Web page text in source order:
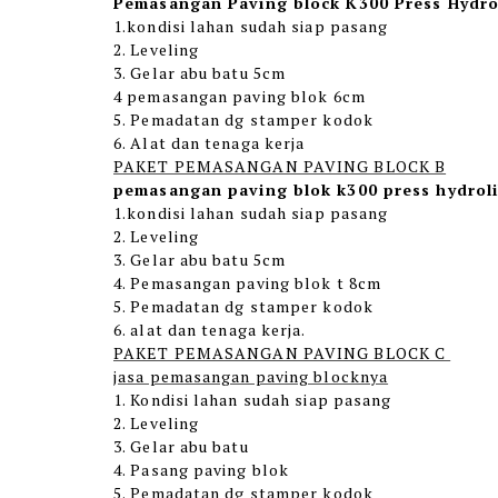
1.kondisi lahan sudah siap pasang
2. Leveling
3. Gelar abu batu 5cm
4 pemasangan paving blok 6cm
5. Pemadatan dg stamper kodok
6. Alat dan tenaga kerja
PAKET PEMASANGAN PAVING BLOCK B
pemasangan paving blok k300 press
1.kondisi lahan sudah siap pasang
2. Leveling
3. Gelar abu batu 5cm
4. Pemasangan paving blok t 8cm
5. Pemadatan dg stamper kodok
6. alat dan tenaga kerja.
PAKET PEMASANGAN PAVING BLOCK C
jasa pemasangan paving blocknya
1. Kondisi lahan sudah siap pasang
2. Leveling
3. Gelar abu batu
4. Pasang paving blok
5. Pemadatan dg stamper kodok